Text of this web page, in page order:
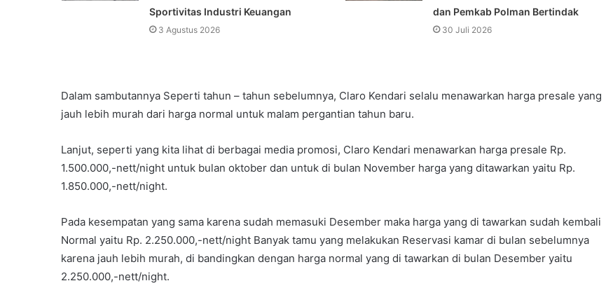
Sportivitas Industri Keuangan
3 Agustus 2026
dan Pemkab Polman Bertindak
30 Juli 2026
Dalam sambutannya Seperti tahun – tahun sebelumnya, Claro Kendari selalu menawarkan harga presale yang
jauh lebih murah dari harga normal untuk malam pergantian tahun baru.
Lanjut, seperti yang kita lihat di berbagai media promosi, Claro Kendari menawarkan harga presale Rp.
1.500.000,-nett/night untuk bulan oktober dan untuk di bulan November harga yang ditawarkan yaitu Rp.
1.850.000,-nett/night.
Pada kesempatan yang sama karena sudah memasuki Desember maka harga yang di tawarkan sudah kembali
Normal yaitu Rp. 2.250.000,-nett/night Banyak tamu yang melakukan Reservasi kamar di bulan sebelumnya
karena jauh lebih murah, di bandingkan dengan harga normal yang di tawarkan di bulan Desember yaitu
2.250.000,-nett/night.